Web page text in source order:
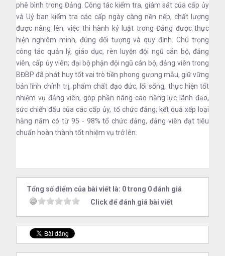
phê bình trong Đảng. Công tác kiểm tra, giám sát của cấp ủy
và Uỷ ban kiểm tra các cấp ngày càng nền nếp, chất lượng
được nâng lên; việc thi hành kỷ luật trong Đảng được thực
hiện nghiêm minh, đúng đối tượng và quy định. Chú trọng
công tác quản lý, giáo dục, rèn luyện đội ngũ cán bộ, đảng
viên, cấp ủy viên; đại bộ phận đội ngũ cán bộ, đảng viên trong
BĐBP đã phát huy tốt vai trò tiền phong gương mẫu, giữ vững
bản lĩnh chính trị, phẩm chất đạo đức, lối sống, thực hiện tốt
nhiệm vụ đảng viên, góp phần nâng cao năng lực lãnh đạo,
sức chiến đấu của các cấp ủy, tổ chức đảng; kết quả xếp loại
hằng năm có từ 95 - 98% tổ chức đảng, đảng viên đạt tiêu
chuẩn hoàn thành tốt nhiệm vụ trở lên.
Tổng số điểm của bài viết là: 0 trong 0 đánh giá
Click để đánh giá bài viết